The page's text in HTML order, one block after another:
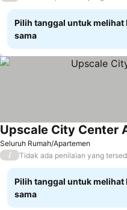
Pilih tanggal untuk melihat
sama
Seluruh Rumah/Apartemen
Upscale City Center
/ Tidak ada penilaian yang
Pilih tanggal untuk melihat
sama